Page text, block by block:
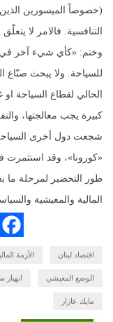
(خصوصاً الميسورين الذين
التنافسية. فالامر لا
وختم: «كأي شيء آخر في
للسياحة. ولا يبحث صنّاع
الحالي لقطاع السياحة
كبيرة يجب معالجتها،
شجعت دول أخرى السياحة
«كورونا»، وقد استثمرت
المالية والمعيشية
اقتصاد لبنان الأزمة
الوضع المعيشي انهيار
مايك عازار